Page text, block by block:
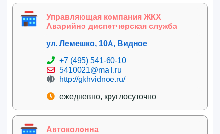
Управляющая компания ЖКХ
Аварийно-диспетчерская служба
ул. Лемешко, 10А, Видное
+7 (495) 541-60-10
5410021@mail.ru
http://gkhvidnoe.ru/
ежедневно, круглосуточно
Автоколонна